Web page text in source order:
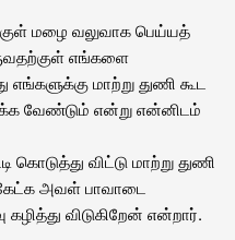
மழை வலுவாக பெய்யத்
எங்களை
மாற்று துணி கூட
வேண்டும் என்று என்னிடம்
விட்டு மாற்று துணி
அவள் பாவாடை
விடுகிறேன் என்றார்.